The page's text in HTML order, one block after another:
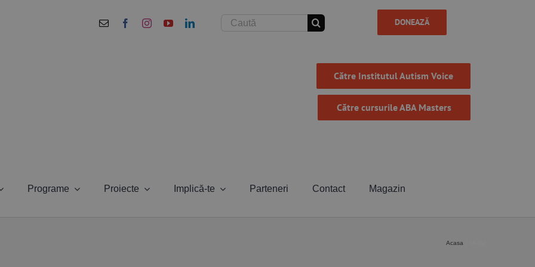
Cautare... DONEAZĂ
Către Institutul Autism Voice
Către cursurile ABA Masters
Programe Proiecte Implică-te Parteneri Contact Magazin
Acasa